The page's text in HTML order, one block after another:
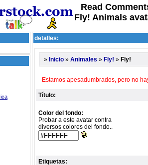
Read
Fly! Animals
detalles:
» Inicio » Animales » Fly! » Fly!
Estamos apesadumbrados, pero no
Título:
Color del fondo:
Probar a este avatar contra
diversos colores del fondo..
Etiquetas: